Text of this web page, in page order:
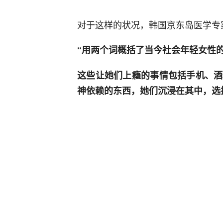
对于这样的状况，韩国京东岛医学
“用两个词概括了当今社会年轻女性
这些让她们上瘾的事情包括手机、
神依赖的东西，她们沉浸在其中，